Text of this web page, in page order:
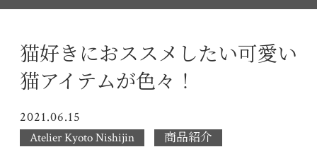
猫好きにおススメしたい可愛い
猫アイテムが色々！
2021.06.15
Atelier Kyoto Nishijin 商品紹介